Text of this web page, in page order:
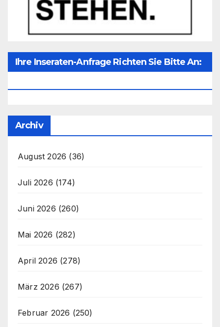
Ihre Inseraten-Anfrage Richten Sie Bitte An:
Archiv
August 2026 (36)
Juli 2026 (174)
Juni 2026 (260)
Mai 2026 (282)
April 2026 (278)
März 2026 (267)
Februar 2026 (250)